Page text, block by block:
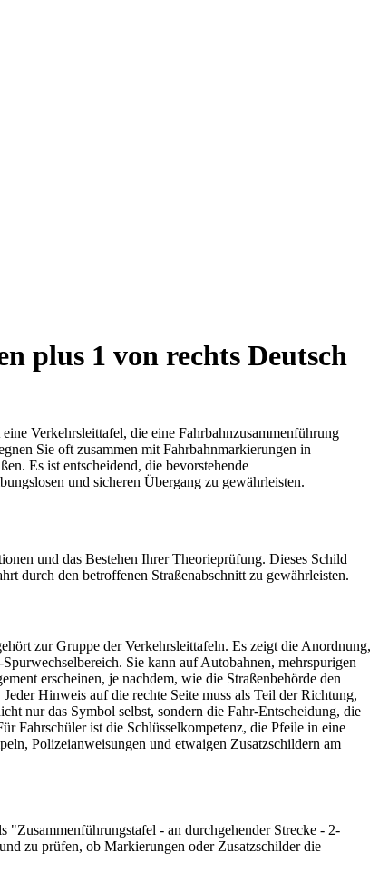
plus 1 von rechts Deutsch
Verkehrsleittafel, die eine Fahrbahnzusammenführung
Sie oft zusammen mit Fahrbahnmarkierungen in
Es ist entscheidend, die bevorstehende
und sicheren Übergang zu gewährleisten.
und das Bestehen Ihrer Theorieprüfung. Dieses Schild
durch den betroffenen Straßenabschnitt zu gewährleisten.
zur Gruppe der Verkehrsleittafeln. Es zeigt die Anordnung,
Sie kann auf Autobahnen, mehrspurigen
erscheinen, je nachdem, wie die Straßenbehörde den
Hinweis auf die rechte Seite muss als Teil der Richtung,
nur das Symbol selbst, sondern die Fahr-Entscheidung, die
Fahrschüler ist die Schlüsselkompetenz, die Pfeile in eine
Polizeianweisungen und etwaigen Zusatzschildern am
"Zusammenführungstafel - an durchgehender Strecke - 2-
zu prüfen, ob Markierungen oder Zusatzschilder die